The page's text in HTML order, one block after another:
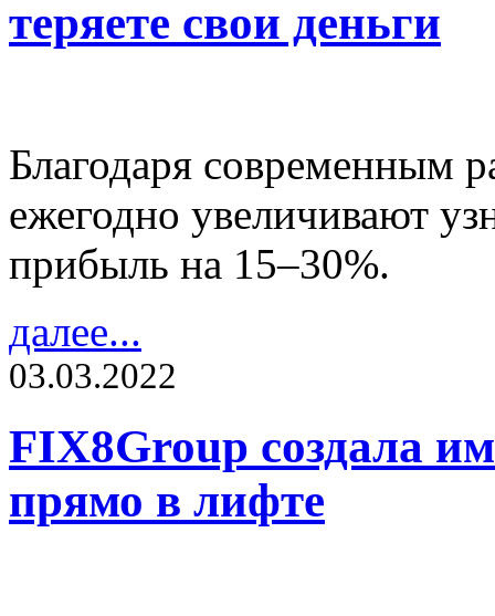
теряете свои деньги
Благодаря современным
ежегодно увеличивают
прибыль на 15–30%.
далее...
03.03.2022
FIX8Group создала
прямо в лифте